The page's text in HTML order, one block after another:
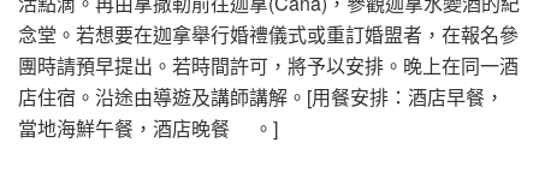
念堂。若想要在迦拿舉行婚禮儀式或重訂婚盟者，在報名參
團時請預早提出。若時間許可，將予以安排。晚上在同一酒
店住宿。沿途由導遊及講師講解。[用餐安排：酒店早餐，
當地海鮮午餐，酒店晚餐 。]